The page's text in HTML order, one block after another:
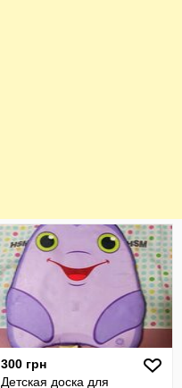
300 грн
Детская доска для